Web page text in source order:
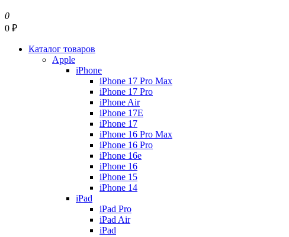
0
0 ₽
Каталог товаров
Apple
iPhone
iPhone 17 Pro Max
iPhone 17 Pro
iPhone Air
iPhone 17E
iPhone 17
iPhone 16 Pro Max
iPhone 16 Pro
iPhone 16e
iPhone 16
iPhone 15
iPhone 14
iPad
iPad Pro
iPad Air
iPad